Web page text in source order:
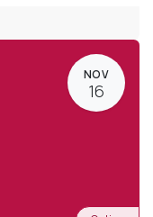
NOV
16